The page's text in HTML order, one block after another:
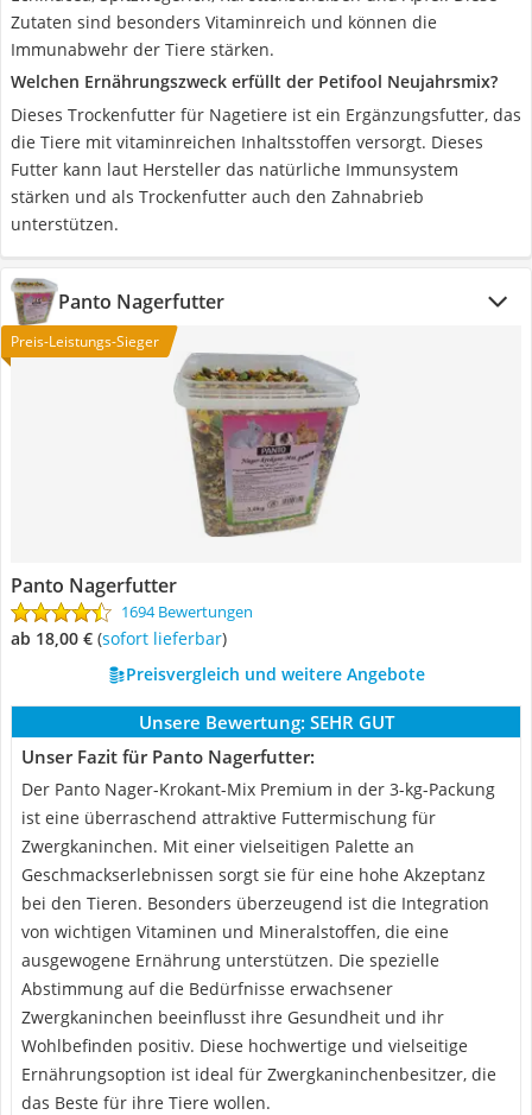
Zutaten sind besonders Vitaminreich und können die
Immunabwehr der Tiere stärken.
Welchen Ernährungszweck erfüllt der Petifool Neujahrsmix?
Dieses Trockenfutter für Nagetiere ist ein Ergänzungsfutter, das
die Tiere mit vitaminreichen Inhaltsstoffen versorgt. Dieses
Futter kann laut Hersteller das natürliche Immunsystem
stärken und als Trockenfutter auch den Zahnabrieb
unterstützen.
Panto Nagerfutter
Preis-Leistungs-Sieger
Panto Nagerfutter
1694 Bewertungen
ab 18,00 € ( Sofort lieferbar)
Preisvergleich und weitere Angebote
Unsere Bewertung: SEHR GUT
Unser Fazit für Panto Nagerfutter:
Der Panto Nager-Krokant-Mix Premium in der 3-kg-Packung
ist eine überraschend attraktive Futtermischung für
Zwergkaninchen. Mit einer vielseitigen Palette an
Geschmackserlebnissen sorgt sie für eine hohe Akzeptanz
bei den Tieren. Besonders überzeugend ist die Integration
von wichtigen Vitaminen und Mineralstoffen, die eine
ausgewogene Ernährung unterstützen. Die spezielle
Abstimmung auf die Bedürfnisse erwachsener
Zwergkaninchen beeinflusst ihre Gesundheit und ihr
Wohlbefinden positiv. Diese hochwertige und vielseitige
Ernährungsoption ist ideal für Zwergkaninchenbesitzer, die
das Beste für ihre Tiere wollen.